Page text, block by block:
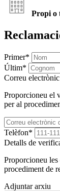
Propi o
Primer*
Últim*
Correu
Proporcioneu el
per al
Telèfon*
Detalls de
Proporcioneu
procediment de
Adjuntar arxiu